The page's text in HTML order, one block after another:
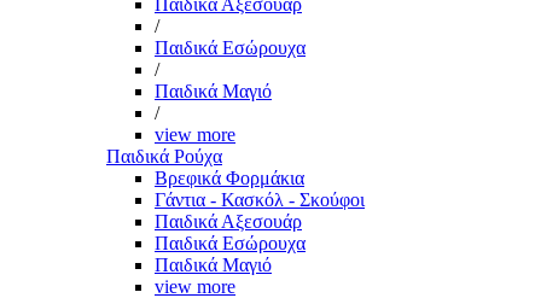
Παιδικά Αξεσουάρ
/
Παιδικά Εσώρουχα
/
Παιδικά Μαγιό
/
view more
Παιδικά Ρούχα
Βρεφικά Φορμάκια
Γάντια - Κασκόλ - Σκούφοι
Παιδικά Αξεσουάρ
Παιδικά Εσώρουχα
Παιδικά Μαγιό
view more